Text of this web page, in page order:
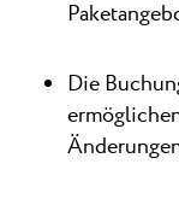
Die